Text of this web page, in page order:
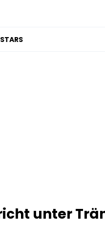
STARS
unter